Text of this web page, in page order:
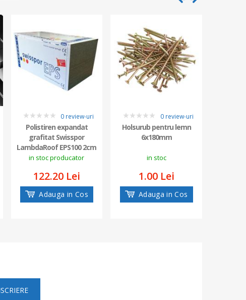
0 review-uri
Polistiren expandat
grafitat Swisspor
LambdaRoof EPS100 2cm
in stoc producator
122.20 Lei
Adauga in Cos
0
0 review-uri
Holsurub pentru lemn
6x180mm
in stoc
1.00 Lei
Adauga in Cos